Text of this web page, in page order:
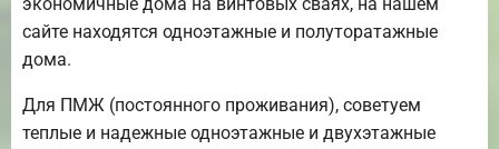
экономичные дома на винтовых сваях, на нашем
сайте находятся одноэтажные и полуторатажные
дома.
Для ПМЖ (постоянного проживания), советуем
теплые и надежные одноэтажные и двухэтажные